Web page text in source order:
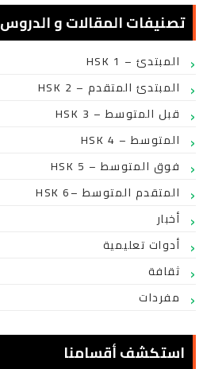
تصنيفات المقالات و الدروس
HSK 1 – المبتدئ
HSK 2 – المبتدئ المتقدم
HSK 3 – قبل المتوسط
HSK 4 – المتوسط
HSK 5 – فوق المتوسط
HSK 6– المتقدم المتوسط
أخبار
أدوات تعليمية
ثقافة
مفردات
استكشف أقسامنا